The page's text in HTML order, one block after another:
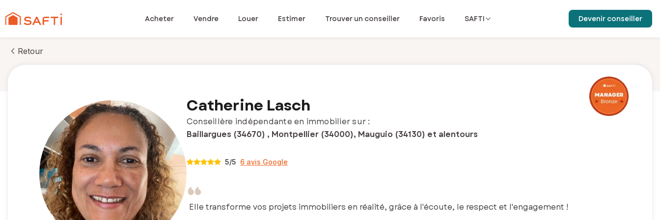
Acheter Vendre Louer Estimer Trouver un conseiller Favoris SAFTI Devenir conseiller
Retour
Catherine Lasch
Conseillère indépendante en immobilier sur :
Baillargues (34670) , Montpellier (34000), Mauguio (34130) et alentours
5/5 6 avis Google
Elle transforme vos projets immobiliers en réalité, grâce à l'écoute, le respect et l'engagement !